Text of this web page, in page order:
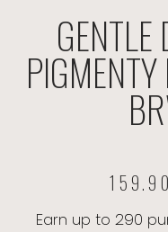
159.90
Earn up to 290